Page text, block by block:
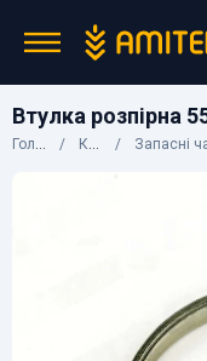
Втулка розпірна
Головна Каталог Запасні частини